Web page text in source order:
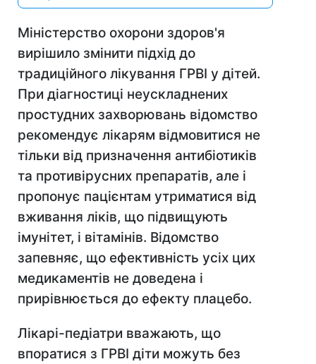
Міністерство охорони здоров'я
вирішило змінити підхід до
традиційного лікування ГРВІ у дітей.
При діагностиці неускладнених
простудних захворювань відомство
рекомендує лікарям відмовитися не
тільки від призначення антибіотиків
та противірусних препаратів, але і
пропонує пацієнтам утриматися від
вживання ліків, що підвищують
імунітет, і вітамінів. Відомство
запевняє, що ефективність усіх цих
медикаментів не доведена і
прирівнюється до ефекту плацебо.
Лікарі-педіатри вважають, що
впоратися з ГРВІ діти можуть без